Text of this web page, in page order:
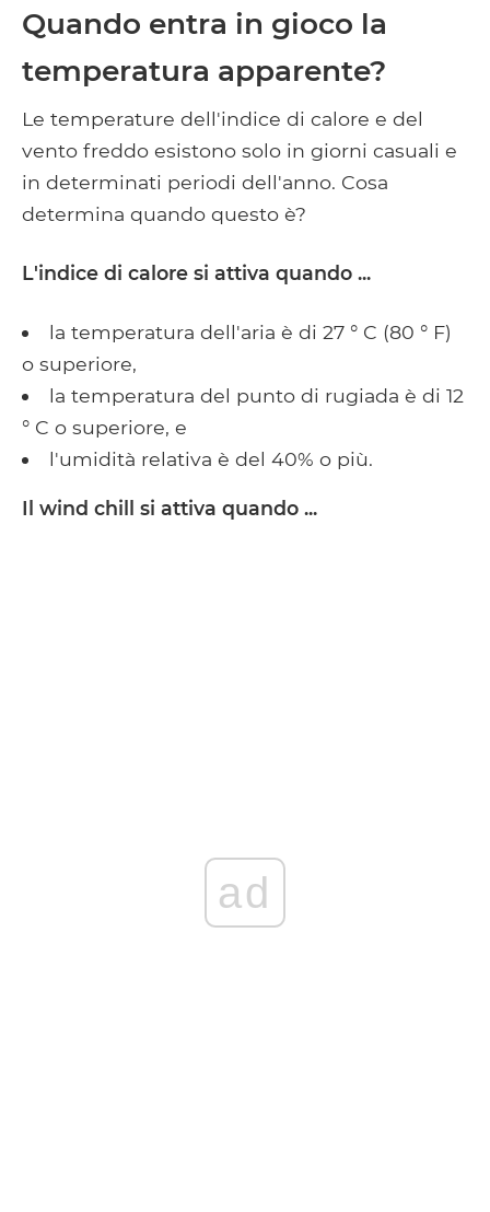
Quando entra in gioco la
temperatura apparente?
Le temperature dell'indice di calore e del
vento freddo esistono solo in giorni casuali e
in determinati periodi dell'anno. Cosa
determina quando questo è?
L'indice di calore si attiva quando ...
la temperatura dell'aria è di 27 ° C (80 ° F)
o superiore,
la temperatura del punto di rugiada è di 12
° C o superiore, e
l'umidità relativa è del 40% o più.
Il wind chill si attiva quando ...
ad